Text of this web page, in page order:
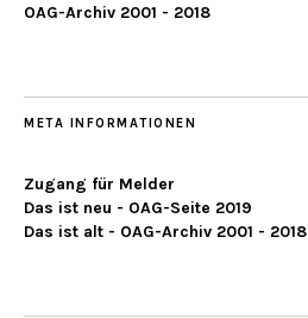
OAG-Archiv 2001 - 2018
META INFORMATIONEN
Zugang für Melder
Das ist neu - OAG-Seite 2019
Das ist alt - OAG-Archiv 2001 - 2018